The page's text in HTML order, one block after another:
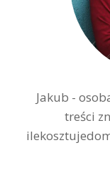
Jakub -
treści